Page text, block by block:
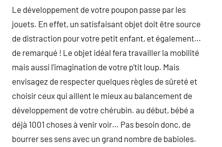
Le développement de votre poupon passe par les
jouets. En effet, un satisfaisant objet doit être source
de distraction pour votre petit enfant, et également…
de remarqué ! Le objet idéal fera travailler la mobilité
mais aussi l’imagination de votre p’tit loup. Mais
envisagez de respecter quelques règles de sûreté et
choisir ceux qui aillent le mieux au balancement de
développement de votre chérubin. au début, bébé a
déjà 1001 choses à venir voir… Pas besoin donc, de
bourrer ses sens avec un grand nombre de babioles.